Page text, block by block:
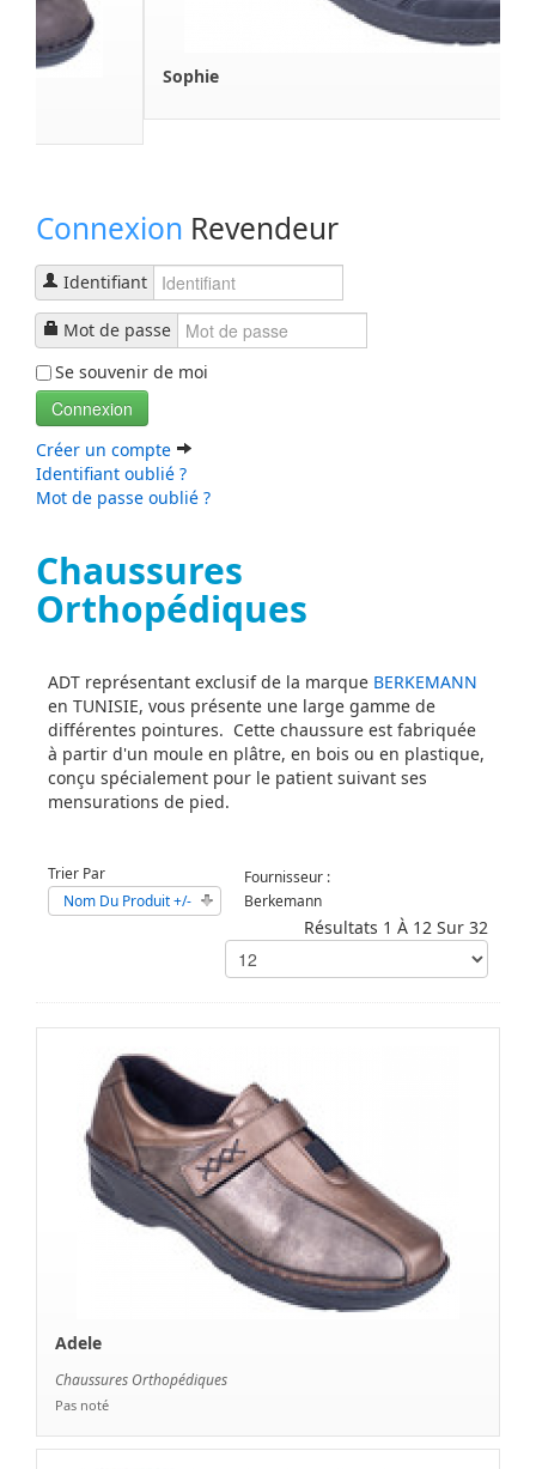
Mot de passe
Se souvenir de moi
Connexion
Créer un compte
Identifiant oublié ?
Mot de passe oublié ?
Chaussures
Orthopédiques
en TUNISIE, vous présente une large gamme de
différentes pointures. Cette chaussure est fabriquée
à partir d'un moule en plâtre, en bois ou en plastique,
conçu spécialement pour le patient suivant ses
mensurations de pied.
Nom Du Produit +/-
Berkemann
Résultats 1 À 12 Sur 32
Chaussures Orthopédiques
Pas noté